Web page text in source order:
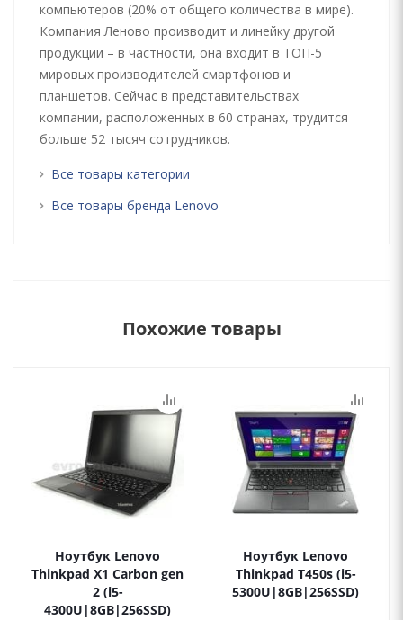
компьютеров (20% от общего количества в мире).
Компания Леново производит и линейку другой
продукции – в частности, она входит в ТОП-5
мировых производителей смартфонов и
планшетов. Сейчас в представительствах
компании, расположенных в 60 странах, трудится
больше 52 тысяч сотрудников.
Все товары категории
Все товары бренда Lenovo
Похожие товары
Ноутбук Lenovo
Thinkpad X1 Carbon gen
2 (i5-
4300U|8GB|256SSD)
Ноутбук Lenovo
Thinkpad T450s (i5-
5300U|8GB|256SSD)